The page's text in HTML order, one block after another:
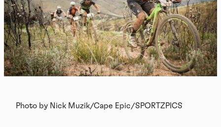
Photo by Nick Muzik/Cape Epic/SPORTZPICS